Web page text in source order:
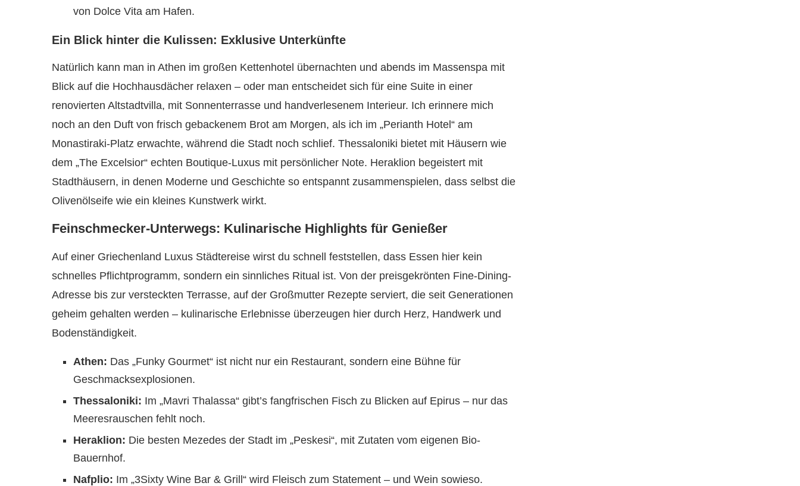
von Dolce Vita am Hafen.
Ein Blick hinter die Kulissen: Exklusive Unterkünfte
Natürlich kann man in Athen im großen Kettenhotel übernachten und abends im Massenspa mit
Blick auf die Hochhausdächer relaxen – oder man entscheidet sich für eine Suite in einer
renovierten Altstadtvilla, mit Sonnenterrasse und handverlesenem Interieur. Ich erinnere mich
noch an den Duft von frisch gebackenem Brot am Morgen, als ich im „Perianth Hotel“ am
Monastiraki-Platz erwachte, während die Stadt noch schlief. Thessaloniki bietet mit Häusern wie
dem „The Excelsior“ echten Boutique-Luxus mit persönlicher Note. Heraklion begeistert mit
Stadthäusern, in denen Moderne und Geschichte so entspannt zusammenspielen, dass selbst die
Olivenölseife wie ein kleines Kunstwerk wirkt.
Feinschmecker-Unterwegs: Kulinarische Highlights für Genießer
Auf einer Griechenland Luxus Städtereise wirst du schnell feststellen, dass Essen hier kein
schnelles Pflichtprogramm, sondern ein sinnliches Ritual ist. Von der preisgekrönten Fine-Dining-
Adresse bis zur versteckten Terrasse, auf der Großmutter Rezepte serviert, die seit Generationen
geheim gehalten werden – kulinarische Erlebnisse überzeugen hier durch Herz, Handwerk und
Bodenständigkeit.
Athen: Das „Funky Gourmet“ ist nicht nur ein Restaurant, sondern eine Bühne für
Geschmacksexplosionen.
Thessaloniki: Im „Mavri Thalassa“ gibt’s fangfrischen Fisch zu Blicken auf Epirus – nur das
Meeresrauschen fehlt noch.
Heraklion: Die besten Mezedes der Stadt im „Peskesi“, mit Zutaten vom eigenen Bio-
Bauernhof.
Nafplio: Im „3Sixty Wine Bar & Grill“ wird Fleisch zum Statement – und Wein sowieso.